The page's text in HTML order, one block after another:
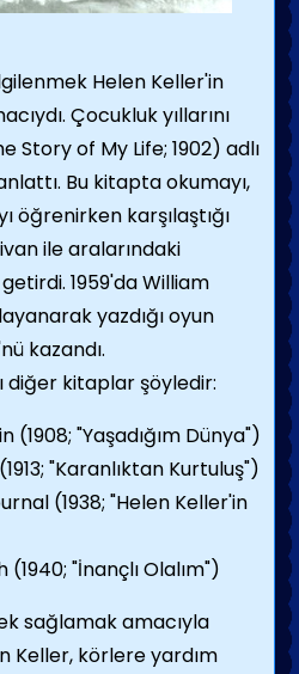
Helen Keller'in
Çocuk­luk yıllarını
Story of My Life; 1902) adlı
Bu kitapta okumayı,
öğrenirken karşılaştığı
ile aralarındaki
1959'da William
yazdığı oyun
kazandı.
diğer kitaplar şöyledir:
(1908; "Ya­şadığım Dünya")
"Karanlıktan Kurtuluş")
(1938; "Helen Keller'in
(1940; "İnançlı Olalım")
sağlamak amacıyla
Keller, körlere yardım